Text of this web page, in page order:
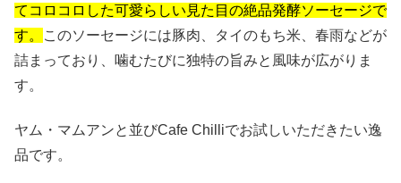
てコロコロした可愛らしい見た目の絶品発酵ソーセージで
す。
このソーセージには豚肉、タイのもち米、春雨などが
詰まっており、噛むたびに独特の旨みと風味が広がりま
す。
ヤム・マムアンと並びCafe Chilliでお試しいただきたい逸
品です。